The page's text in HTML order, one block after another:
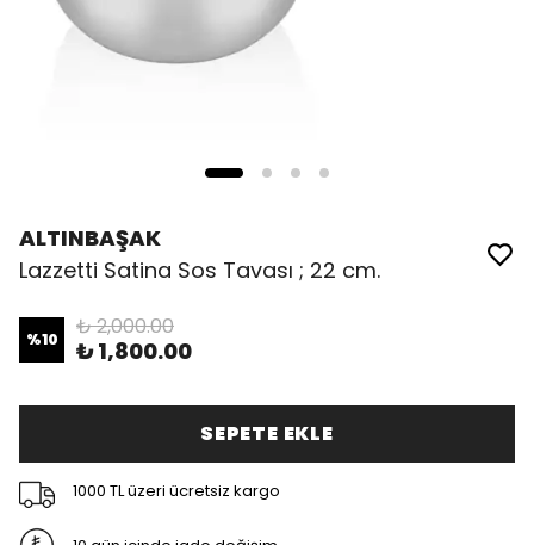
ALTINBAŞAK
Lazzetti Satina Sos Tavası ; 22 cm.
%10 ₺ 2,000.00
₺ 1,800.00
SEPETE EKLE
1000 TL üzeri ücretsiz kargo